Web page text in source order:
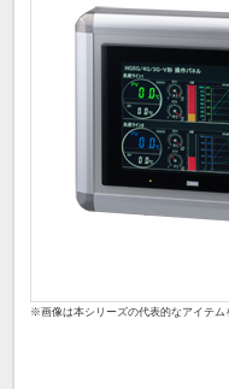
※画像は本シリーズの代表的なアイテム